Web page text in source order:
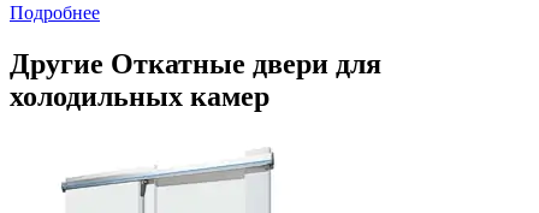
Подробнее
Другие Откатные двери для
холодильных камер